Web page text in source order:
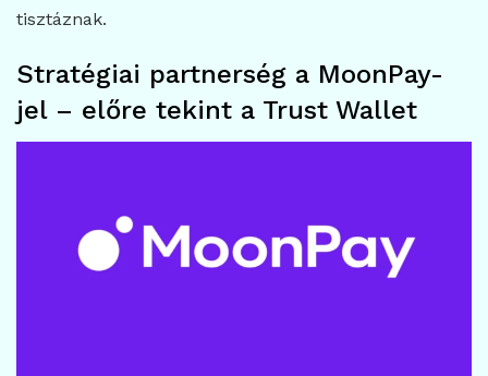
tisztáznak.
Stratégiai partnerség a MoonPay-
jel – előre tekint a Trust Wallet